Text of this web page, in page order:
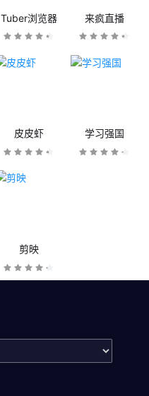
Tuber浏览器 来疯直播
皮皮虾 学习强国
剪映